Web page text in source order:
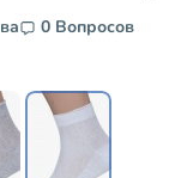
0 Вопросов